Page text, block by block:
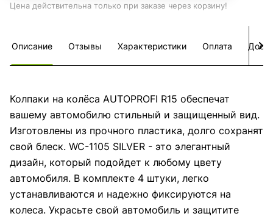
Цена действительна только при заказе через корзину!
Описание Отзывы Характеристики Оплата
Колпаки на колёса AUTOPROFI R15 обеспечат
вашему автомобилю стильный и защищенный вид.
Изготовлены из прочного пластика, долго сохранят
свой блеск. WC-1105 SILVER - это элегантный
дизайн, который подойдет к любому цвету
автомобиля. В комплекте 4 штуки, легко
устанавливаются и надежно фиксируются на
колеса. Украсьте свой автомобиль и защитите